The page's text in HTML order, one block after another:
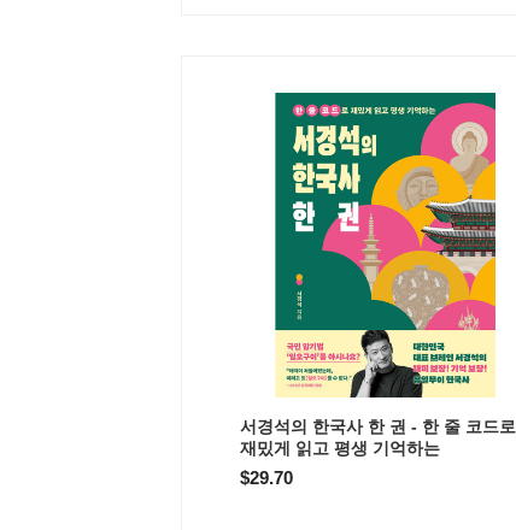
서경석의 한국사 한 권 - 한 줄 코드로
재밌게 읽고 평생 기억하는
$29.70